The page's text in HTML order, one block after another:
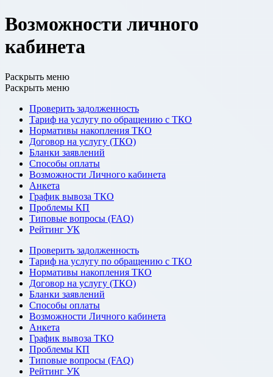
Возможности личного
кабинета
Раскрыть меню
Раскрыть меню
Проверить задолженность
Тариф на услугу по обращению с ТКО
Нормативы накопления ТКО
Договор на услугу (ТКО)
Бланки заявлений
Способы оплаты
Возможности Личного кабинета
Анкета
График вывоза ТКО
Проблемы КП
Типовые вопросы (FAQ)
Рейтинг УК
Проверить задолженность
Тариф на услугу по обращению с ТКО
Нормативы накопления ТКО
Договор на услугу (ТКО)
Бланки заявлений
Способы оплаты
Возможности Личного кабинета
Анкета
График вывоза ТКО
Проблемы КП
Типовые вопросы (FAQ)
Рейтинг УК